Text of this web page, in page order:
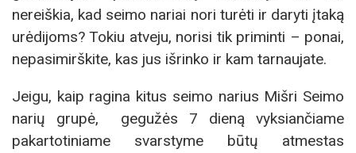
nereiškia, kad seimo nariai nori turėti ir daryti įtaką
urėdijoms? Tokiu atveju, norisi tik priminti – ponai,
nepasimirškite, kas jus išrinko ir kam tarnaujate.
Jeigu, kaip ragina kitus seimo narius Mišri Seimo
narių grupė, gegužės 7 dieną vyksiančiame
pakartotiniame svarstyme būtų atmestas